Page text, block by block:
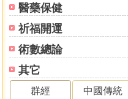
醫藥保健
祈福開運
術數總論
其它
群經 中國傳統
玖、易卦陽宅學
拾、乾坤國寶陽宅學
拾壹、形家陽宅法
拾貳、長眼法
拾參、奇門遁甲陽宅法
拾肆、妙派陽宅法